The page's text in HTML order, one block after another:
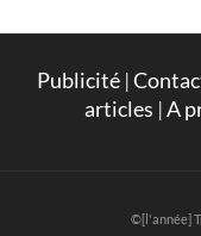
Publicité|
articles |A
©[l'année]